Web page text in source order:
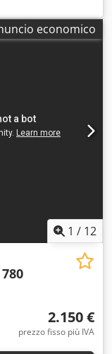
ossa, sega per
Reich, sega
Dietz 0,8 kW -
di taglio: max
-Dimensioni:
economico
1 / 12
2.150 €
prezzo fisso più IVA